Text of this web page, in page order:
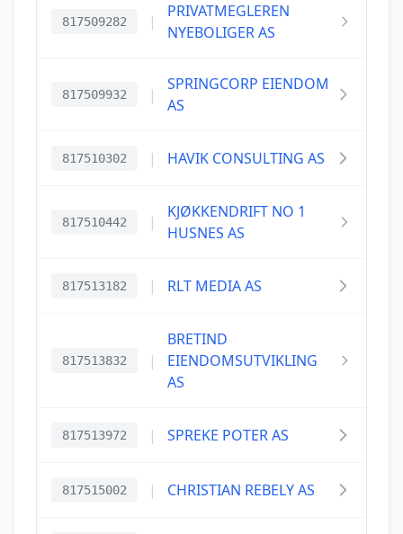
817509282 |
PRIVATMEGLEREN
NYEBOLIGER AS
817509932 |
SPRINGCORP EIENDOM
AS
817510302 | HAVIK CONSULTING AS
817510442 |
KJØKKENDRIFT NO 1
HUSNES AS
817513182 | RLT MEDIA AS
817513832 |
BRETIND
EIENDOMSUTVIKLING
AS
817513972 | SPREKE POTER AS
817515002 | CHRISTIAN REBELY AS